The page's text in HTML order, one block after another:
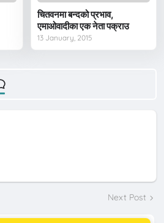
चितवनमा बन्दको प्रभाव,
एमाओवादीका एक नेता पक्राउ
13 January, 2015
Next Post